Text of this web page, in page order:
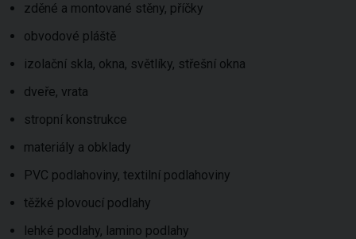
zděné a montované stěny, příčky
obvodové pláště
izolační skla, okna, světlíky, střešní okna
dveře, vrata
stropní konstrukce
materiály a obklady
PVC podlahoviny, textilní podlahoviny
těžké plovoucí podlahy
lehké podlahy, lamino podlahy